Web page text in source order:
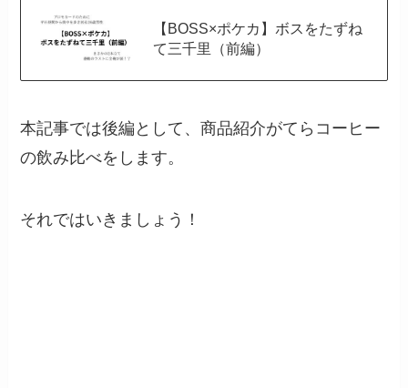
【BOSS×ポケカ】ボスをたずね
て三千里（前編）
本記事では後編として、商品紹介がてらコーヒー
の飲み比べをします。
それではいきましょう！